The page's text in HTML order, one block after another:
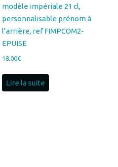
modèle impériale 21 cl,
personnalisable prénom à
l’arrière, ref FIMPCOM2-
EPUISE
18.00€
Lire la suite